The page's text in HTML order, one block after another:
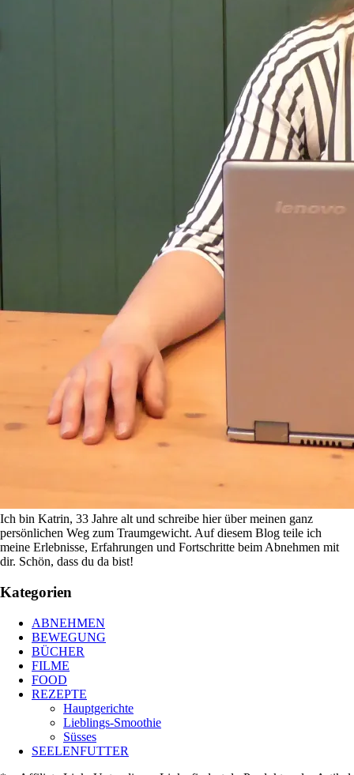
Ich bin Katrin, 33 Jahre alt und schreibe hier über meinen ganz
persönlichen Weg zum Traumgewicht. Auf diesem Blog teile ich
meine Erlebnisse, Erfahrungen und Fortschritte beim Abnehmen mit
dir. Schön, dass du da bist!
Kategorien
ABNEHMEN
BEWEGUNG
BÜCHER
FILME
FOOD
REZEPTE
Hauptgerichte
Lieblings-Smoothie
Süsses
SEELENFUTTER